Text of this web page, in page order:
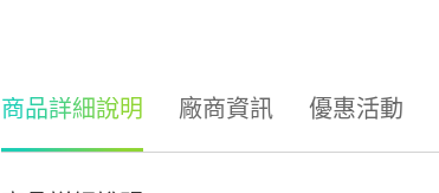
商品詳細說明 廠商資訊 優惠活動